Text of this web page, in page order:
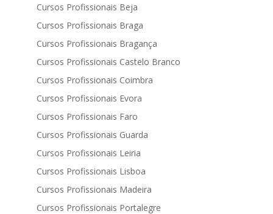
Cursos Profissionais Beja
Cursos Profissionais Braga
Cursos Profissionais Bragança
Cursos Profissionais Castelo Branco
Cursos Profissionais Coimbra
Cursos Profissionais Evora
Cursos Profissionais Faro
Cursos Profissionais Guarda
Cursos Profissionais Leiria
Cursos Profissionais Lisboa
Cursos Profissionais Madeira
Cursos Profissionais Portalegre